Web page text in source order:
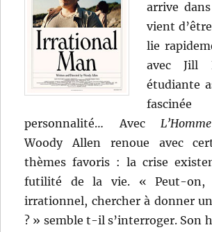
arrive
vient
lie
avec Jill
étudiante
personnalité… Avec
Woody Allen renoue avec
thèmes favoris : la crise
futilité de la vie. « Peut-on,
irrationnel, chercher à donner
? » semble t-il s’interroger. Son